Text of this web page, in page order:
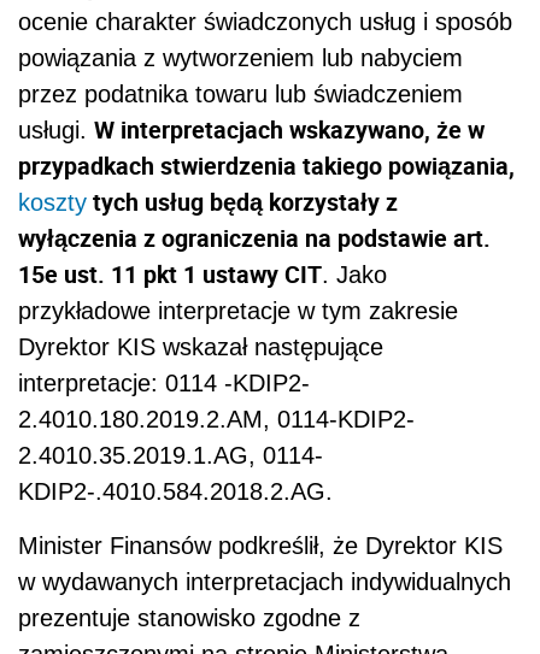
ocenie charakter świadczonych usług i sposób
powiązania z wytworzeniem lub nabyciem
przez podatnika towaru lub świadczeniem
usługi. W interpretacjach wskazywano, że w
przypadkach stwierdzenia takiego powiązania,
koszty tych usług będą korzystały z
wyłączenia z ograniczenia na podstawie art.
15e ust. 11 pkt 1 ustawy CIT. Jako
przykładowe interpretacje w tym zakresie
Dyrektor KIS wskazał następujące
interpretacje: 0114 -KDIP2-
2.4010.180.2019.2.AM, 0114-KDIP2-
2.4010.35.2019.1.AG, 0114-
KDIP2-.4010.584.2018.2.AG.
Minister Finansów podkreślił, że Dyrektor KIS
w wydawanych interpretacjach indywidualnych
prezentuje stanowisko zgodne z